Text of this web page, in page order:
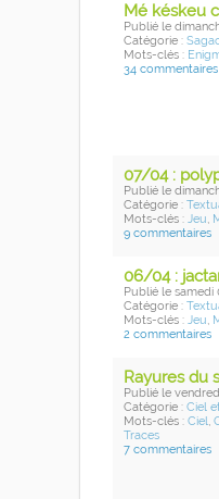
Mé késkeu
Publié le
Catégorie :
Mots-clés :
34 commentaires
07/04 :
Publié le
Catégorie :
Mots-clés : Jeu,
9 commentaires
06/04 :
Publié le samedi
Catégorie :
Mots-clés : Jeu,
2 commentaires
Rayures du
Publié le
Catégorie : Ciel
Mots-clés : Ciel,
Traces
7 commentaires